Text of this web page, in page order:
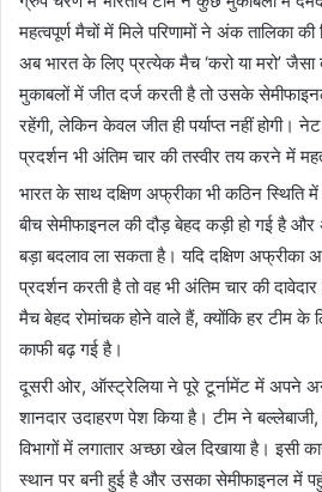
महत्वपूर्ण मैचों में मिले परिणामों ने अंक तालिका
अब भारत के लिए प्रत्येक मैच ‘करो या मरो’
मुकाबलों में जीत दर्ज करती है तो उसके
रहेंगी, लेकिन केवल जीत ही पर्याप्त नहीं होगी।
प्रदर्शन भी अंतिम चार की तस्वीर तय करने में
भारत के साथ दक्षिण अफ्रीका भी कठिन स्थिति में
बीच सेमीफाइनल की दौड़ बेहद कड़ी हो गई है
बड़ा बदलाव ला सकता है। यदि दक्षिण अफ्रीका
प्रदर्शन करती है तो वह भी अंतिम चार की
मैच बेहद रोमांचक होने वाले हैं, क्योंकि हर टीम
काफी बढ़ गई है।
दूसरी ओर, ऑस्ट्रेलिया ने पूरे टूर्नामेंट में अपने
शानदार उदाहरण पेश किया है। टीम ने
विभागों में लगातार अच्छा खेल दिखाया है। इसी
स्थान पर बनी हुई है और उसका सेमीफाइनल में